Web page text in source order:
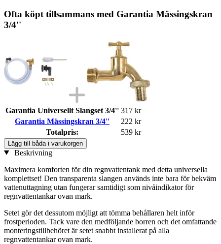
Ofta köpt tillsammans med Garantia Mässingskran
3/4''
Garantia Universellt Slangset 3/4'' 317 kr
Garantia Mässingskran 3/4''
222 kr
Totalpris:
539 kr
Lägg till båda i varukorgen
Beskrivning
Maximera komforten för din regnvattentank med detta universella
komplettset! Den transparenta slangen används inte bara för bekväm
vattenuttagning utan fungerar samtidigt som nivåindikator för
regnvattentankar ovan mark.
Setet gör det dessutom möjligt att tömma behållaren helt inför
frostperioden. Tack vare den medföljande borren och det omfattande
monteringstillbehöret är setet snabbt installerat på alla
regnvattentankar ovan mark.